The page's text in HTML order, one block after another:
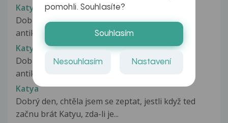
Katya
Dobrý večer, chtěla jsem se Vás zeptat, jestli
antikoncepce Katya má nějaký...
Katya
Dobrý den, chci se zeptat, jestli existuje
antikoncepce, která je stejná jako...
Katya
Dobrý den, chtěla jsem se zeptat, jestli když ted
začnu brát Katyu, zda-li je...
pomohli. Souhlasíte?
Souhlasím
Nesouhlasím Nastavení